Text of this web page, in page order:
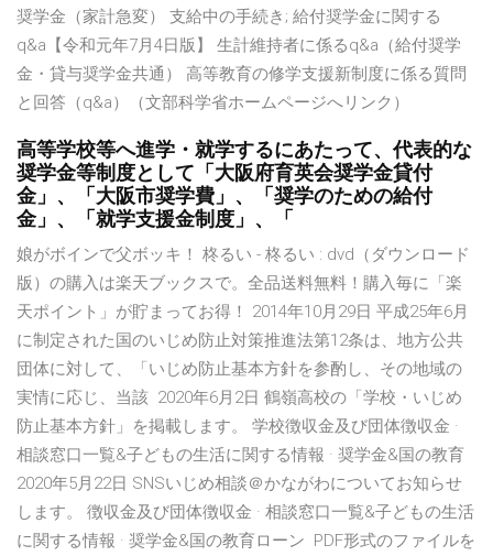
奨学金（家計急変） 支給中の手続き; 給付奨学金に関する
q&a【令和元年7月4日版】 生計維持者に係るq&a（給付奨学
金・貸与奨学金共通） 高等教育の修学支援新制度に係る質問
と回答（q&a）（文部科学省ホームページへリンク）
高等学校等へ進学・就学するにあたって、代表的な
奨学金等制度として「大阪府育英会奨学金貸付
金」、「大阪市奨学費」、「奨学のための給付
金」、「就学支援金制度」、「
娘がボインで父ボッキ！ 柊るい - 柊るい : dvd（ダウンロード
版）の購入は楽天ブックスで。全品送料無料！購入毎に「楽
天ポイント」が貯まってお得！ 2014年10月29日 平成25年6月
に制定された国のいじめ防止対策推進法第12条は、地方公共
団体に対して、「いじめ防止基本方針を参酌し、その地域の
実情に応じ、当該 2020年6月2日 鶴嶺高校の「学校・いじめ
防止基本方針」を掲載します。 学校徴収金及び団体徴収金 ·
相談窓口一覧&子どもの生活に関する情報 · 奨学金&国の教育
2020年5月22日 SNSいじめ相談＠かながわについてお知らせ
します。 徴収金及び団体徴収金 · 相談窓口一覧&子どもの生活
に関する情報 · 奨学金&国の教育ローン PDF形式のファイルを